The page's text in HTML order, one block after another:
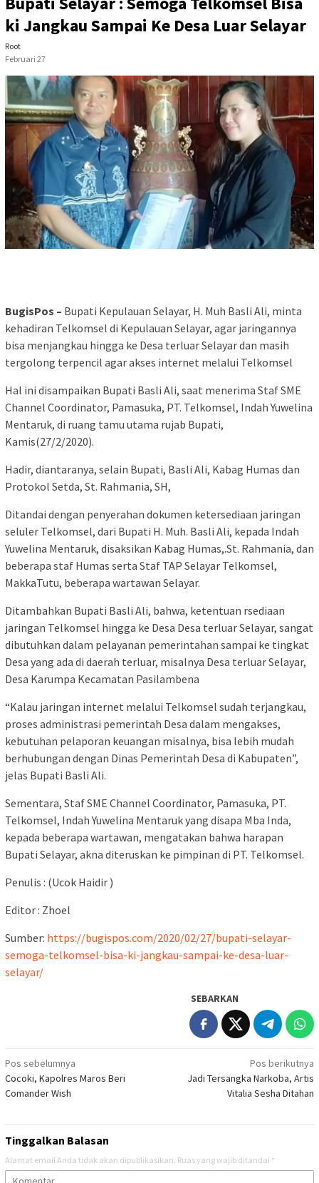
ki Jangkau Sampai Ke Desa Luar Selayar
Root
Februari 27
BugisPos – Bupati Kepulauan Selayar, H. Muh Basli Ali, minta
kehadiran Telkomsel di Kepulauan Selayar, agar jaringannya
bisa menjangkau hingga ke Desa terluar Selayar dan masih
tergolong terpencil agar akses internet melalui Telkomsel
Hal ini disampaikan Bupati Basli Ali, saat menerima Staf SME
Channel Coordinator, Pamasuka, PT. Telkomsel, Indah Yuwelina
Mentaruk, di ruang tamu utama rujab Bupati,
Kamis(27/2/2020).
Hadir, diantaranya, selain Bupati, Basli Ali, Kabag Humas dan
Protokol Setda, St. Rahmania, SH,
Ditandai dengan penyerahan dokumen ketersediaan jaringan
seluler Telkomsel, dari Bupati H. Muh. Basli Ali, kepada Indah
Yuwelina Mentaruk, disaksikan Kabag Humas,.St. Rahmania, dan
beberapa staf Humas serta Staf TAP Selayar Telkomsel,
MakkaTutu, beberapa wartawan Selayar.
Ditambahkan Bupati Basli Ali, bahwa, ketentuan rsediaan
jaringan Telkomsel hingga ke Desa Desa terluar Selayar, sangat
dibutuhkan dalam pelayanan pemerintahan sampai ke tingkat
Desa yang ada di daerah terluar, misalnya Desa terluar Selayar,
Desa Karumpa Kecamatan Pasilambena
“Kalau jaringan internet melalui Telkomsel sudah terjangkau,
proses administrasi pemerintah Desa dalam mengakses,
kebutuhan pelaporan keuangan misalnya, bisa lebih mudah
berhubungan dengan Dinas Pemerintah Desa di Kabupaten”,
jelas Bupati Basli Ali.
Sementara, Staf SME Channel Coordinator, Pamasuka, PT.
Telkomsel, Indah Yuwelina Mentaruk yang disapa Mba Inda,
kepada beberapa wartawan, mengatakan bahwa harapan
Bupati Selayar, akna diteruskan ke pimpinan di PT. Telkomsel.
Penulis : (Ucok Haidir )
Editor : Zhoel
Sumber: https://bugispos.com/2020/02/27/bupati-selayar-
semoga-telkomsel-bisa-ki-jangkau-sampai-ke-desa-luar-
selayar/
SEBARKAN
Navigasi
pos
Pos sebelumnya
Cocoki, Kapolres Maros Beri
Comander Wish
Pos berikutnya
Jadi Tersangka Narkoba, Artis
Vitalia Sesha Ditahan
Tinggalkan Balasan
Alamat email Anda tidak akan dipublikasikan. Ruas yang wajib ditandai *